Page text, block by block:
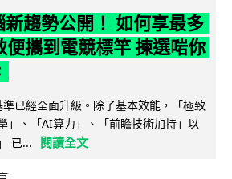
趨勢公開！ 如何享最多
攜到電競標竿 揀選啱你
已經全面升級。除了基本效能，「極致
」、「AI算力」、「前瞻技術加持」以
已...
閱讀全文